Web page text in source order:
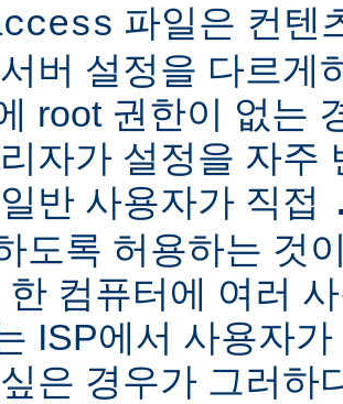
파일은 컨텐
버 설정을 다르게
root 권한이 없는
자가 설정을 자주
반 사용자가 직접
도록 허용하는 것
한 컴퓨터에 여러
ISP에서 사용자
은 경우가 그러하